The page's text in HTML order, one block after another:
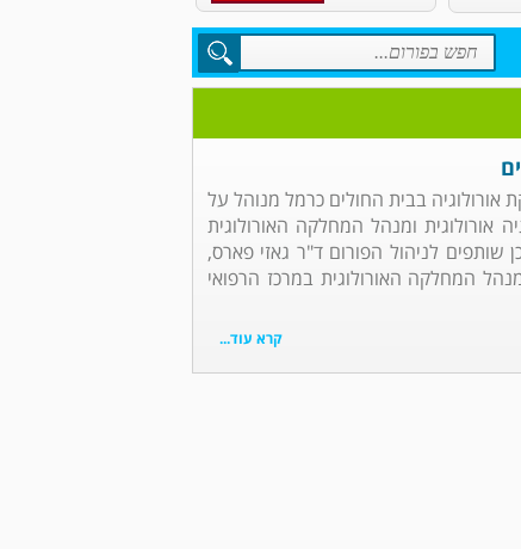
אורולוגיה בבית החולים כרמל מנוהל על
אורולוגית ומנהל המחלקה האורולוגית
שותפים לניהול הפורום ד"ר גאזי פארס,
מנהל המחלקה האורולוגית במרכז הרפואי
קרא עוד...